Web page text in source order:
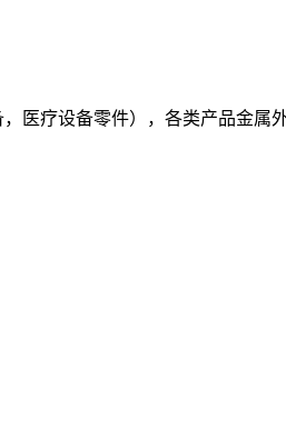
医疗设备零件），各类产品金属